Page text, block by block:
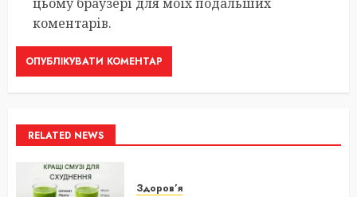
коментарів.
RELATED NEWS
Здоров’я